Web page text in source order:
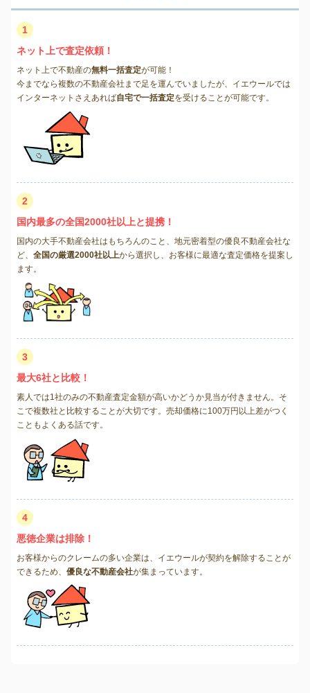
1
ネット上で査定依頼！
ネット上で不動産の無料一括査定が可能！
今までなら複数の不動産会社まで足を運んでいましたが、イエウールでは
インターネットさえあれば自宅で一括査定を受けることが可能です。
2
国内最多の全国2000社以上と提携！
国内の大手不動産会社はもちろんのこと、地元密着型の優良不動産会社な
ど、 全国の厳選2000社以上から選択し、お客様に最適な査定価格を提案し
ます。
3
最大6社と比較！
素人では1社のみの不動産査定金額が高いかどうか見当が付きません。そ
こで複数社と比較することが大切です。売却価格に100万円以上差がつく
こともよくある話です。
4
悪徳企業は排除！
お客様からのクレームの多い企業は、イエウールが契約を解除することが
できるため、 優良な不動産会社が集まっています。